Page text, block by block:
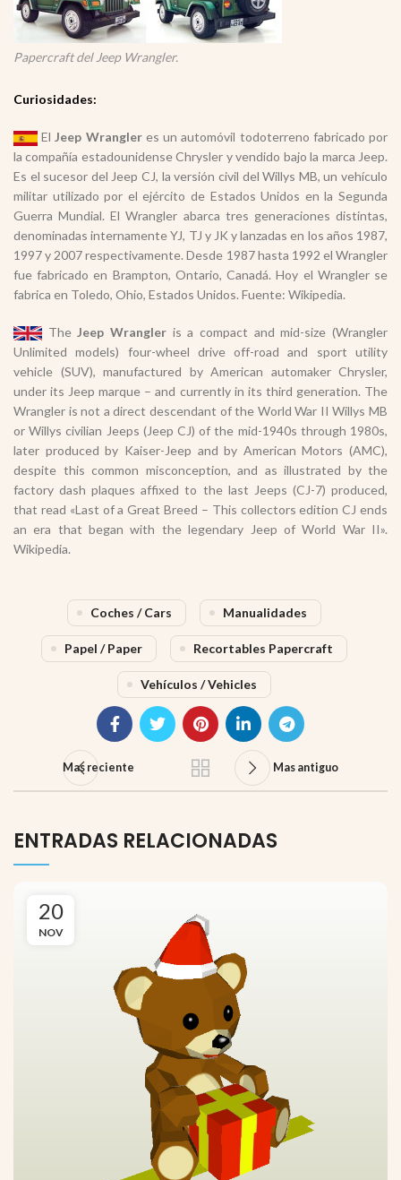
Papercraft del Jeep Wrangler.
Curiosidades:
ElJeep Wrangleres un automóvil todoterreno fabricado por
la compañía estadounidense Chrysler y vendido bajo la marca Jeep.
Es el sucesor del Jeep CJ, la versión civil del Willys MB, un vehículo
militar utilizado por el ejército de Estados Unidos en la Segunda
Guerra Mundial. El Wrangler abarca tres generaciones distintas,
denominadas internamente YJ, TJ y JK y lanzadas en los años 1987,
1997 y 2007 respectivamente. Desde 1987 hasta 1992 el Wrangler
fue fabricado en Brampton, Ontario, Canadá. Hoy el Wrangler se
fabrica en Toledo, Ohio, Estados Unidos. Fuente: Wikipedia.
TheJeep Wrangler is a compact and mid-size (Wrangler
Unlimited models) four-wheel drive off-road and sport utility
vehicle (SUV), manufactured by American automaker Chrysler,
under its Jeep marque – and currently in its third generation. The
Wrangler is not a direct descendant of the World War II Willys MB
or Willys civilian Jeeps (Jeep CJ) of the mid-1940s through 1980s,
later produced by Kaiser-Jeep and by American Motors (AMC),
despite this common misconception, and as illustrated by the
factory dash plaques affixed to the last Jeeps (CJ-7) produced,
that read «Last of a Great Breed – This collectors edition CJ ends
an era that began with the legendary Jeep of World War II».
Wikipedia.
Coches / Cars Manualidades
Papel / Paper Recortables Papercraft
Vehículos / Vehicles
Mas reciente Mas antiguo
ENTRADAS RELACIONADAS
20
NOV